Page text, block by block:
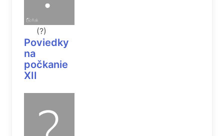
(?)
Poviedky
na
počkanie
XII